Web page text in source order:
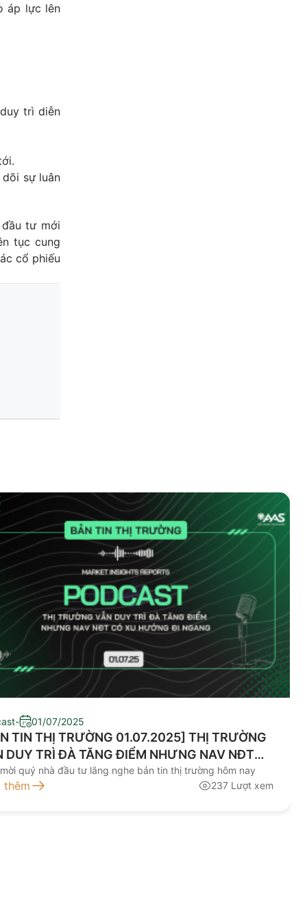
áp lực lên
trì diễn
sự luân
tư mới
tục cung
cổ phiếu
- 01/07/2025
TIN THỊ TRƯỜNG 01.07.2025] THỊ TRƯỜNG
DUY TRÌ ĐÀ TĂNG ĐIỂM NHƯNG NAV NĐT
HƯỚNG ĐI NGANG
quý nhà đầu tư lắng nghe bản tin thị trường hôm nay
thêm 237 Lượt xem